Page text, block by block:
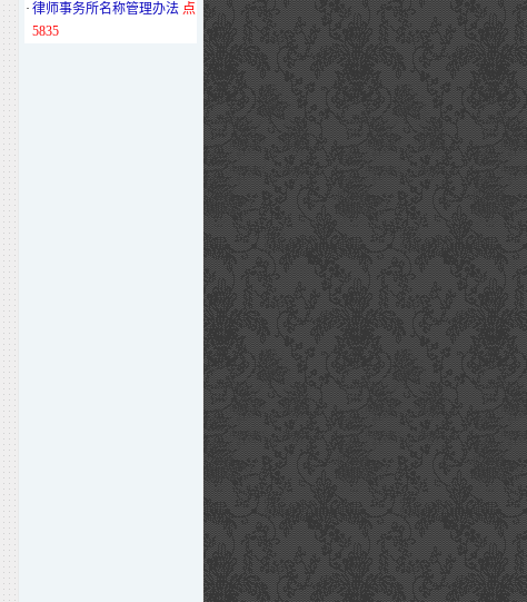
· 律师事务所名称管理办法 点
5835